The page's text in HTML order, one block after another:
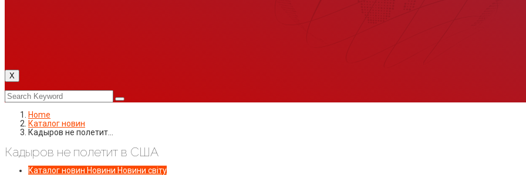
X
Home
Каталог новин
Кадыров не полетит…
Кадыров не полетит в США
Каталог новин Новини Новини світу